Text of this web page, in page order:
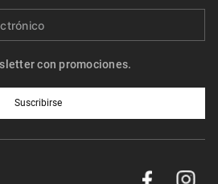
con promociones.
Suscribirse